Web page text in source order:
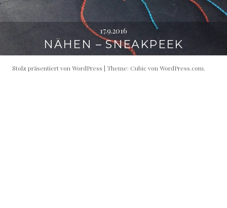
17.9.2016
NÄHEN – SNEAKPEEK
Stolz präsentiert von WordPress | Theme: Cubic von WordPress.com.